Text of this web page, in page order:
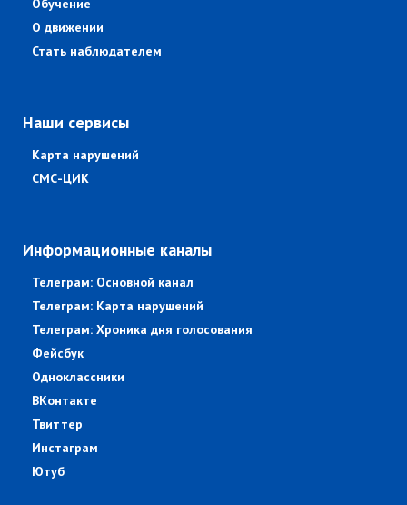
Обучение
О движении
Стать наблюдателем
Наши сервисы
Карта нарушений
СМС-ЦИК
Информационные каналы
Телеграм: Основной канал
Телеграм: Карта нарушений
Телеграм: Хроника дня голосования
Фейсбук
Одноклассники
ВКонтакте
Твиттер
Инстаграм
Ютуб